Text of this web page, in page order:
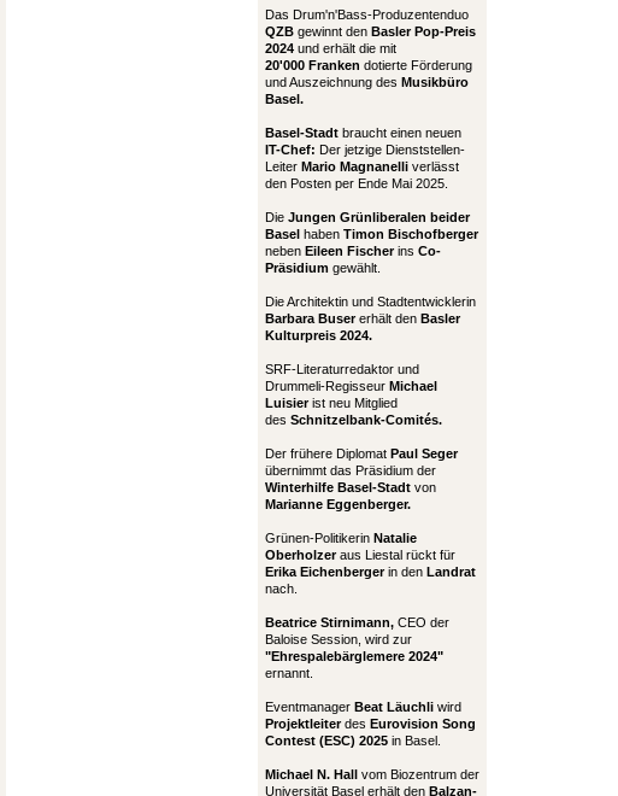
Das Drum'n'Bass-Produzentenduo
QZB gewinnt den Basler Pop-Preis
2024 und erhält die mit
20'000 Franken dotierte Förderung
und Auszeichnung des Musikbüro
Basel.
Basel-Stadt braucht einen neuen
IT-Chef: Der jetzige Dienststellen-
Leiter Mario Magnanelli verlässt
den Posten per Ende Mai 2025.
Die Jungen Grünliberalen beider
Basel haben Timon Bischofberger
neben Eileen Fischerins Co-
Präsidium gewählt.
Die Architektin und Stadtentwicklerin
Barbara Busererhält den Basler
Kulturpreis 2024.
SRF-Literaturredaktor und
Drummeli-Regisseur Michael
Luisierist neu Mitglied
des Schnitzelbank-Comités.
Der frühere Diplomat Paul Seger
übernimmt das Präsidium der
Winterhilfe Basel-Stadt von
Marianne Eggenberger.
Grünen-Politikerin Natalie
Oberholzeraus Liestal rückt für
Erika Eichenbergerin den Landrat
nach.
Beatrice Stirnimann, CEO der
Baloise Session, wird zur
"Ehrespalebärglemere 2024"
ernannt.
Eventmanager Beat Läuchli wird
Projektleiterdes Eurovision Song
Contest (ESC) 2025 in Basel.
Michael N. Hall vom Biozentrum der
Universität Basel erhält den Balzan-